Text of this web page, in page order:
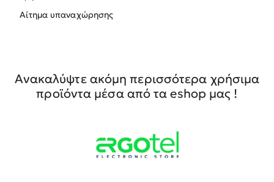
Αίτημα υπαναχώρησης
Ανακαλύψτε ακόμη περισσότερα χρήσιμα
προϊόντα μέσα από τα eshop μας !